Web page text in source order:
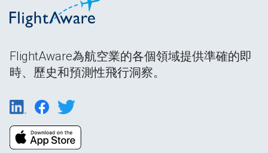
FlightAware為航空業的各個領域提供準確的即
時、歷史和預測性飛行洞察。